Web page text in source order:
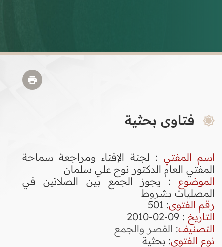
فتاوى بحثية
اسم المفتي : لجنة الإفتاء ومراجعة سماحة
المفتي العام الدكتور نوح علي سلمان
الموضوع : يجوز الجمع بين الصلاتين في
المصليات بشروط
رقم الفتوى:
501
التاريخ : 09-02-2010
التصنيف: القصر والجمع
نوع الفتوى: بحثية